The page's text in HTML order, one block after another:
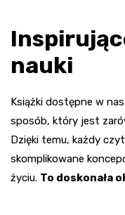
nauki
Książki dostępne w
sposób, który jest
Dzięki temu, każdy
skomplikowane
życiu. To doskonała